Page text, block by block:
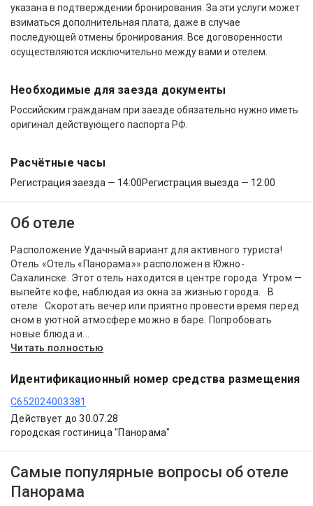
указана в подтверждении бронирования. За эти услуги может
взиматься дополнительная плата, даже в случае
последующей отмены бронирования. Все договоренности
осуществляются исключительно между вами и отелем.
Необходимые для заезда документы
Российским гражданам при заезде обязательно нужно иметь
оригинал действующего паспорта РФ.
Расчётные часы
Регистрация заезда — 14:00Регистрация выезда — 12:00
Об отеле
Расположение Удачный вариант для активного туриста!
Отель «Отель «Панорама»» расположен в Южно-
Сахалинске. Этот отель находится в центре города. Утром —
выпейте кофе, наблюдая из окна за жизнью города. В
отеле Скоротать вечер или приятно провести время перед
сном в уютной атмосфере можно в баре. Попробовать
новые блюда и...
Читать полностью
Идентификационный номер средства размещения
С652024003381
Действует до 30.07.28
городская гостиница "Панорама"
Самые популярные вопросы об отеле
Панорама